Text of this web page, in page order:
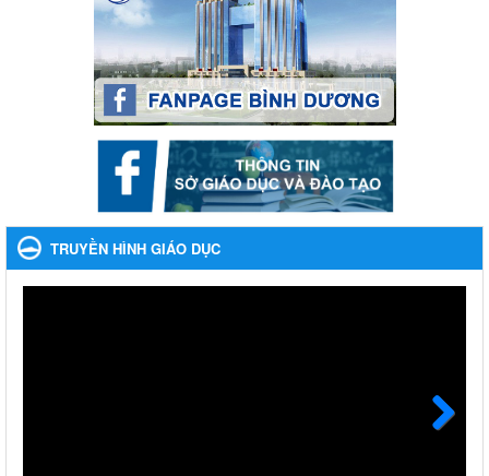
Ngày ban hành: 27/09/2023
Hưởng ứng cuộc thi Tìm hiểu Luật Phòng, chống ma túy
Hưởng ứng cuộc thi Tìm hiểu Luật Phòng, chống ma túy
Ngày ban hành: 06/09/2023
Về việc thống kê, lập danh sách đề xuất học sinh nhận học
bổng, hỗ trợ của Chương trình "Tiếp sức đến trường" năm
Về việc thống kê, lập danh sách đề xuất học sinh nhận học bổng,
hỗ trợ của Chương trình "Tiếp sức đến trường" năm học 2023-
2024
trào vệ sinh yêu nước nâng cao sức khỏe nhân dân năm 2023
TRUYỀN HÌNH GIÁO DỤC